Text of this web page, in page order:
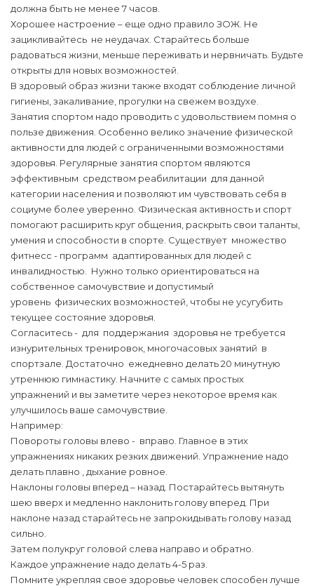
должна быть не менее 7 часов.
Хорошее настроение – еще одно правило ЗОЖ. Не
зацикливайтесь не неудачах. Старайтесь больше
радоваться жизни, меньше переживать и нервничать. Будьте
открыты для новых возможностей.
В здоровый образ жизни также входят соблюдение личной
гигиены, закаливание, прогулки на свежем воздухе.
Занятия спортом надо проводить с удовольствием помня о
пользе движения. Особенно велико значение физической
активности для людей с ограниченными возможностями
здоровья. Регулярные занятия спортом являются
эффективным средством реабилитации для данной
категории населения и позволяют им чувствовать себя в
социуме более уверенно. Физическая активность и спорт
помогают расширить круг общения, раскрыть свои таланты,
умения и способности в спорте. Существует множество
фитнесс - программ адаптированных для людей с
инвалидностью. Нужно только ориентироваться на
собственное самочувствие и допустимый
уровень физических возможностей, чтобы не усугубить
текущее состояние здоровья.
Согласитесь - для поддержания здоровья не требуется
изнурительных тренировок, многочасовых занятий в
спортзале. Достаточно ежедневно делать 20 минутную
утреннюю гимнастику. Начните с самых простых
упражнений и вы заметите через некоторое время как
улучшилось ваше самочувствие.
Например:
Повороты головы влево - вправо. Главное в этих
упражнениях никаких резких движений. Упражнение надо
делать плавно , дыхание ровное.
Наклоны головы вперед – назад. Постарайтесь вытянуть
шею вверх и медленно наклонить голову вперед. При
наклоне назад старайтесь не запрокидывать голову назад
сильно.
Затем полукруг головой слева направо и обратно.
Каждое упражнение надо делать 4-5 раз.
Помните укрепляя свое здоровье человек способен лучше